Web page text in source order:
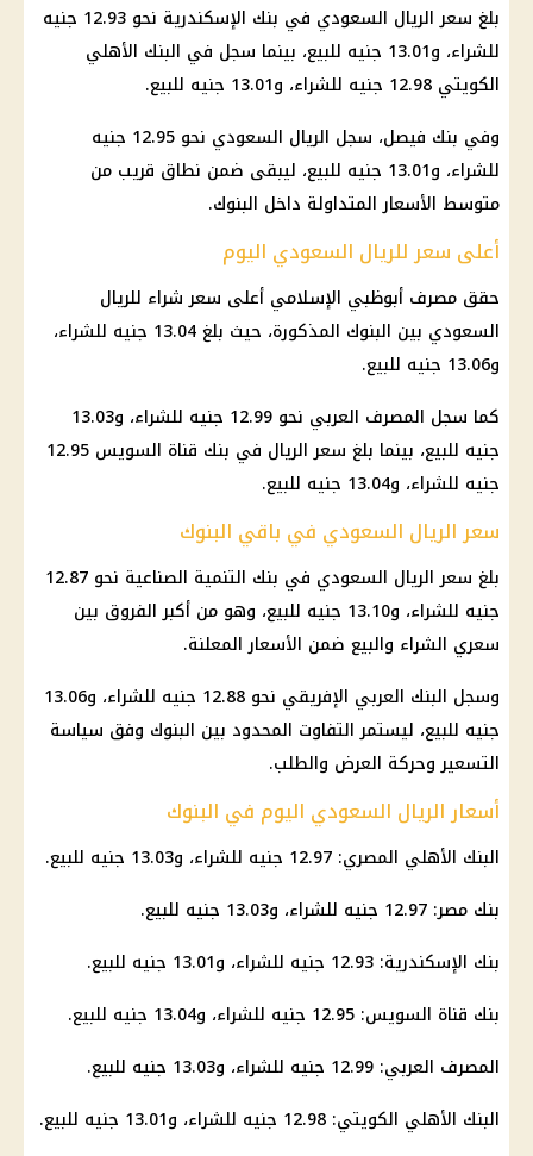
بلغ سعر الريال السعودي في بنك الإسكندرية نحو 12.93 جنيه
للشراء، و13.01 جنيه للبيع، بينما سجل في البنك الأهلي
الكويتي 12.98 جنيه للشراء، و13.01 جنيه للبيع.
وفي بنك فيصل، سجل الريال السعودي نحو 12.95 جنيه
للشراء، و13.01 جنيه للبيع، ليبقى ضمن نطاق قريب من
متوسط الأسعار المتداولة داخل البنوك.
أعلى سعر للريال السعودي اليوم
حقق مصرف أبوظبي الإسلامي أعلى سعر شراء للريال
السعودي بين البنوك المذكورة، حيث بلغ 13.04 جنيه للشراء،
و13.06 جنيه للبيع.
كما سجل المصرف العربي نحو 12.99 جنيه للشراء، و13.03
جنيه للبيع، بينما بلغ سعر الريال في بنك قناة السويس 12.95
جنيه للشراء، و13.04 جنيه للبيع.
سعر الريال السعودي في باقي البنوك
بلغ سعر الريال السعودي في بنك التنمية الصناعية نحو 12.87
جنيه للشراء، و13.10 جنيه للبيع، وهو من أكبر الفروق بين
سعري الشراء والبيع ضمن الأسعار المعلنة.
وسجل البنك العربي الإفريقي نحو 12.88 جنيه للشراء، و13.06
جنيه للبيع، ليستمر التفاوت المحدود بين البنوك وفق سياسة
التسعير وحركة العرض والطلب.
أسعار الريال السعودي اليوم في البنوك
البنك الأهلي المصري: 12.97 جنيه للشراء، و13.03 جنيه للبيع.
بنك مصر: 12.97 جنيه للشراء، و13.03 جنيه للبيع.
بنك الإسكندرية: 12.93 جنيه للشراء، و13.01 جنيه للبيع.
بنك قناة السويس: 12.95 جنيه للشراء، و13.04 جنيه للبيع.
المصرف العربي: 12.99 جنيه للشراء، و13.03 جنيه للبيع.
البنك الأهلي الكويتي: 12.98 جنيه للشراء، و13.01 جنيه للبيع.